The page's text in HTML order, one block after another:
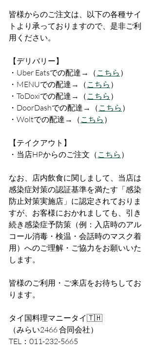
皆様からのご注文は、以下の各種サイ
トより承っておりますので、是非ご利
用ください。
【デリバリー】
・Uber Eatsでの配達→（ こちら ）
・MENUでの配達→（ こちら ）
・ToDoxiでの配達→（ こちら ）
・DoorDashでの配達→（ こちら ）
・Woltでの配達→（ こちら ）
【テイクアウト】
・当店HPからのご注文（ こちら ）
なお、店内飲食に関しまして、当店は
感染症対策の認証基準を満たす「感染
防止対策実施店」に認定されておりま
すが、お客様におかれましても、引き
続き感染症予防策（例：入店時のアル
コール消毒・検温・会話時のマスク着
用）へのご理解・ご協力をお願いいた
します。
皆様のご利用・ご来店をお待ちしてお
ります。
タイ国料理マニータイ🇹🇭
（みらい2466 合同会社）
TEL：011-232-5665